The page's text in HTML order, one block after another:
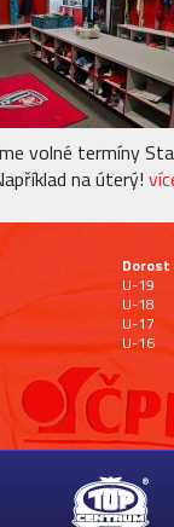
volné termíny
na úterý!
Dorost
U-19
U-18
U-17
U-16